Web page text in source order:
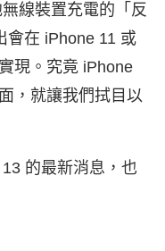
線裝置充電的「反
會在 iPhone 11 或
現。究竟 iPhone
，就讓我們拭目以
的最新消息，也